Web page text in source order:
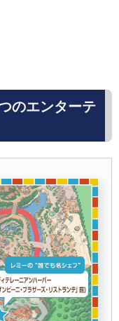
のエンターテ